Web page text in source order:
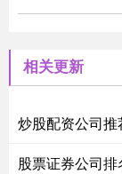
相关更新
炒股配资公司
股票证券公司